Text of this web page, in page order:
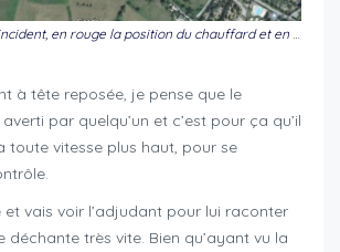
à tête reposée, je pense que le
par quelqu’un et c’est pour ça qu’il
toute vitesse plus haut, pour se
et vais voir l’adjudant pour lui raconter
déchante très vite. Bien qu’ayant vu la